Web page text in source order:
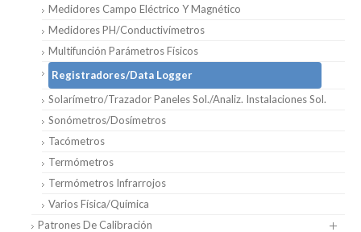
Medidores Campo Eléctrico Y Magnético
Medidores PH/Conductivímetros
Multifunción Parámetros Físicos
Registradores/Data Logger
Solarímetro/Trazador Paneles Sol./Analiz. Instalaciones Sol.
Sonómetros/Dosímetros
Tacómetros
Termómetros
Termómetros Infrarrojos
Varios Física/Química
Patrones De Calibración